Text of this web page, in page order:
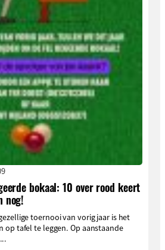
bokaal: 10 over rood keert
nog!
toernooi van vorig jaar is het
op tafel te leggen. Op aanstaande